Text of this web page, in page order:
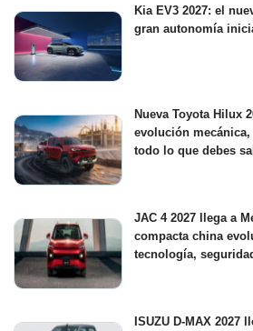
Kia EV3 2027: el
gran autonomía
Nueva Toyota Hilux
evolución
todo lo que debes
JAC 4 2027 llega a
compacta china
tecnología,
ISUZU D-MAX 2027